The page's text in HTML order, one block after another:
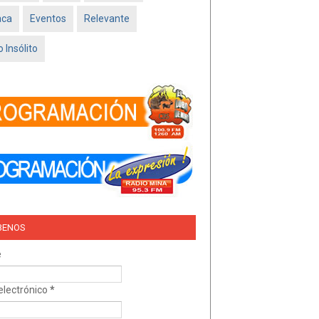
Eventos Relevante
Insólito
*